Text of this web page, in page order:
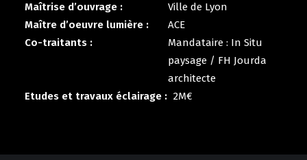
Maîtrise d’ouvrage :
Ville de Lyon
Maître d’oeuvre lumière :
ACE
Co-traitants :
Mandataire : In Situ
paysage / FH Jourda
architecte
Etudes et travaux éclairage : 2M€